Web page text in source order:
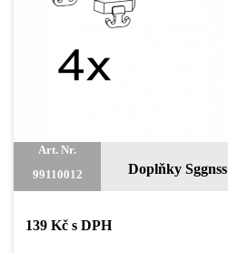
Art. Nr.
99110012
Doplňky Sggnss
139 Kč s DPH